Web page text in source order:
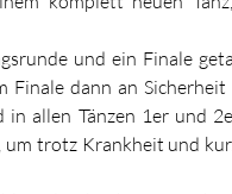
und ein Finale
Finale dann an
allen Tänzen 1er und
trotz Krankheit und